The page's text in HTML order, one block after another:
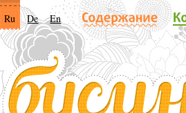
Ru De En